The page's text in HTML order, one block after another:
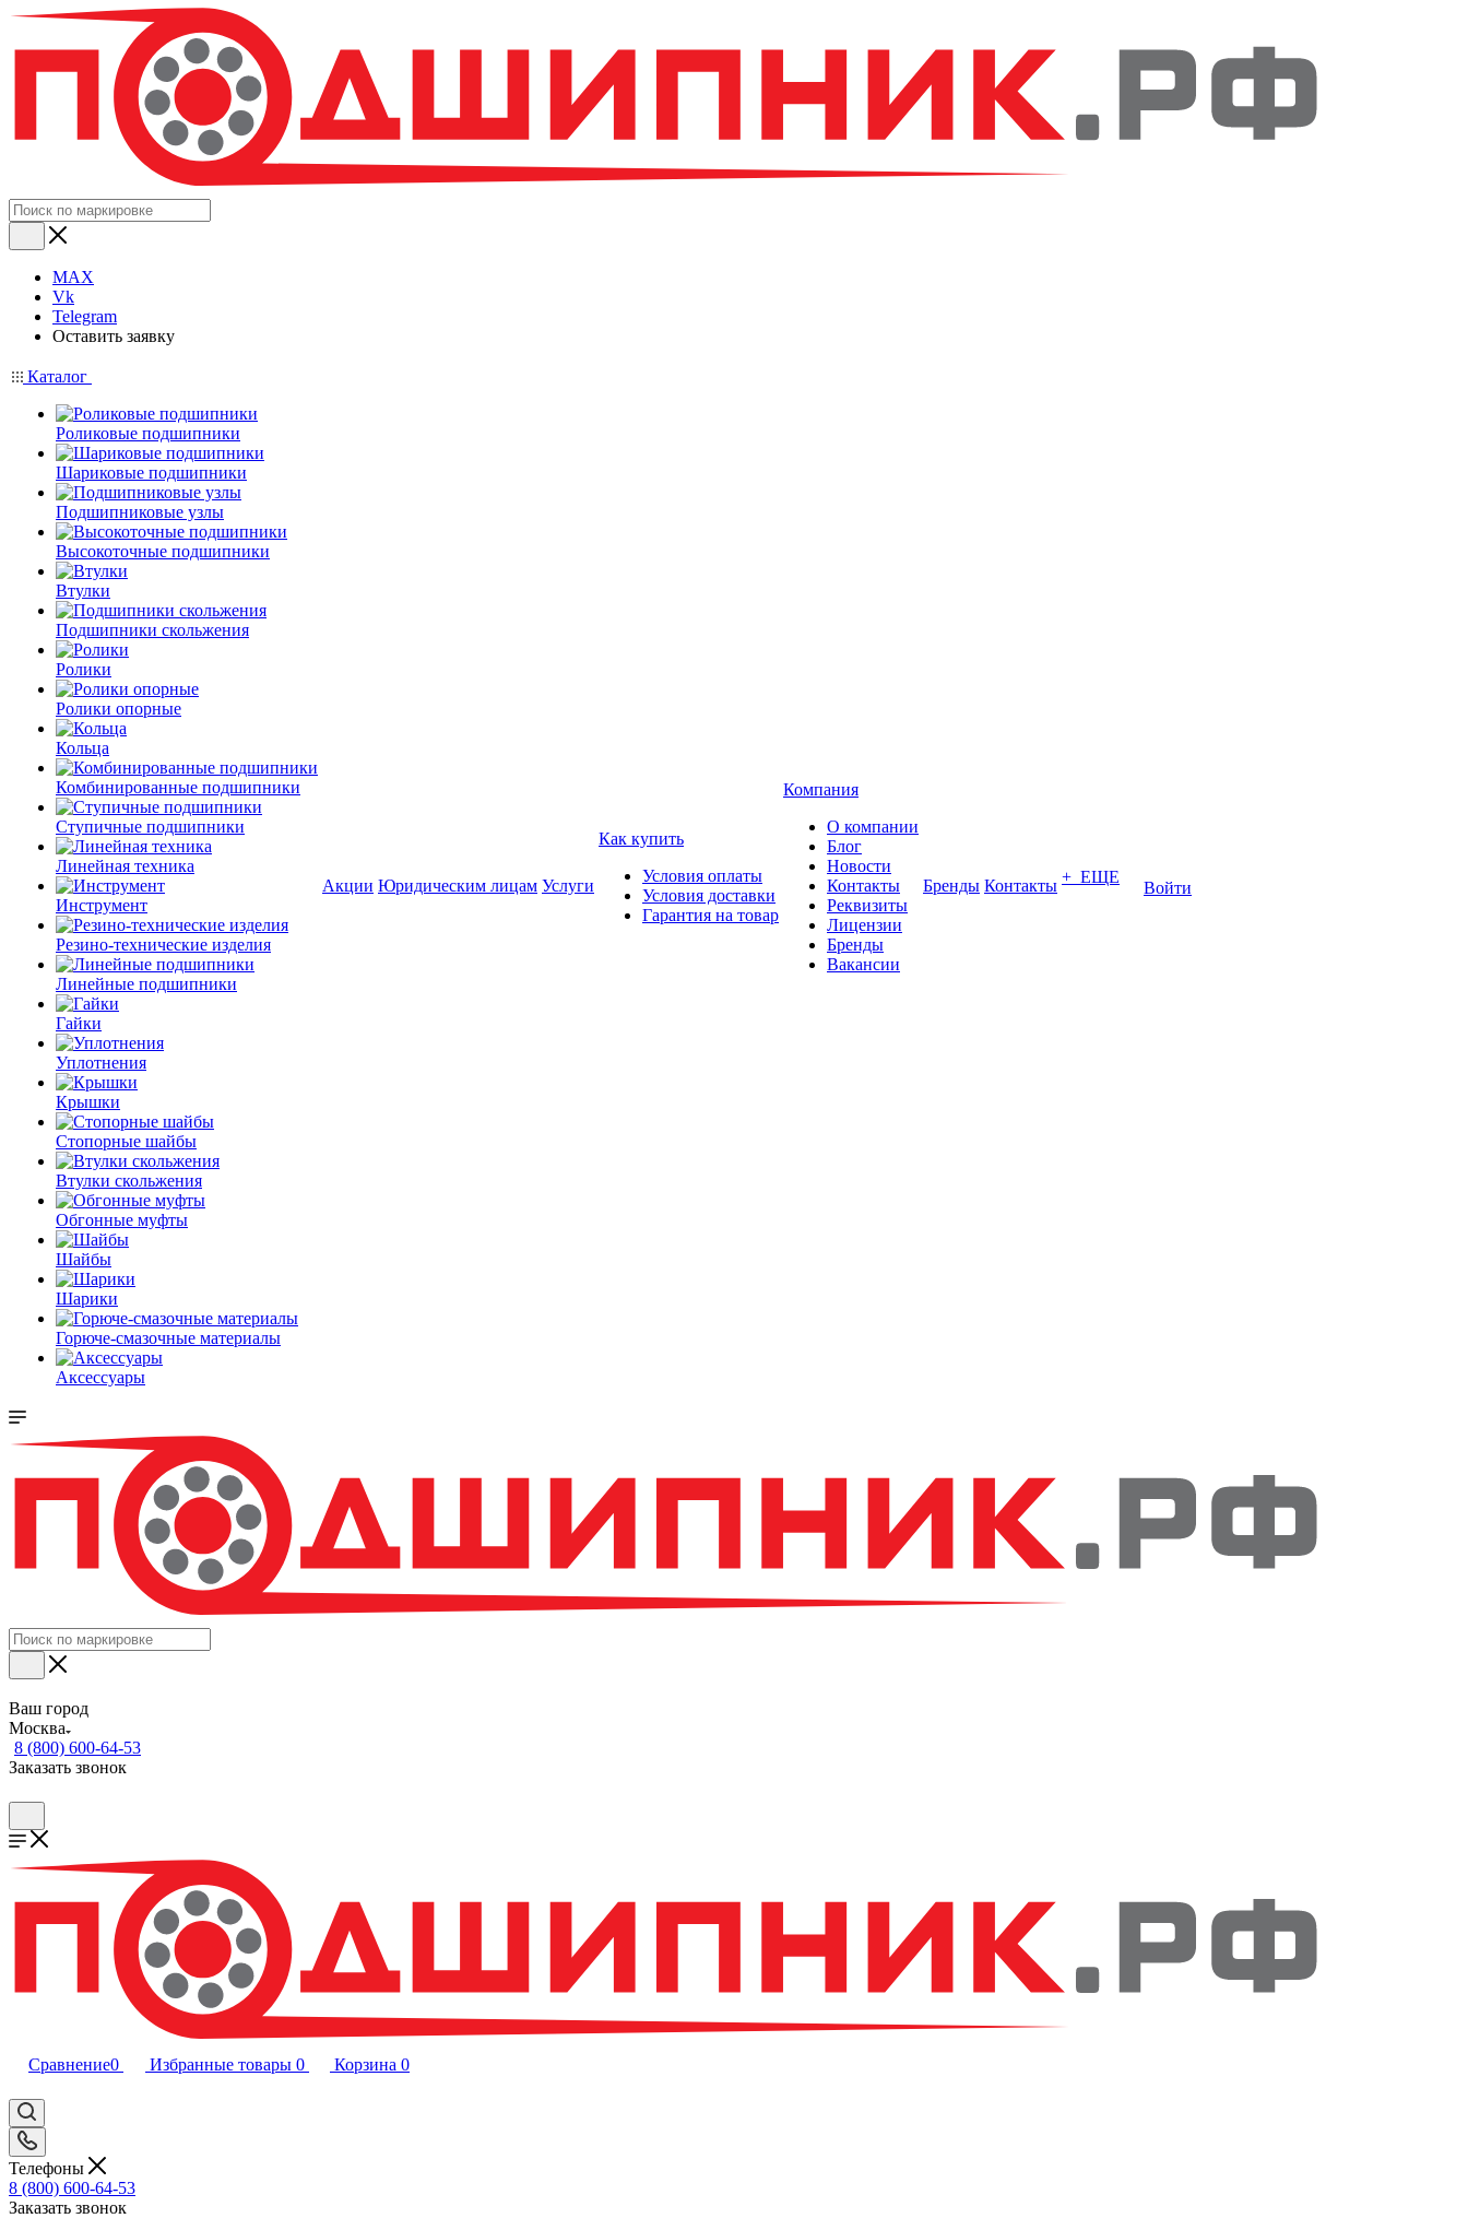
MAX
Vk
Telegram
Оставить заявку
Каталог
Роликовые подшипники
Шариковые подшипники
Подшипниковые узлы
Высокоточные подшипники
Втулки
Подшипники скольжения
Ролики
Ролики опорные
Кольца
Комбинированные подшипники
Ступичные подшипники
Линейная техника
Инструмент
Резино-технические изделия
Линейные подшипники
Гайки
Уплотнения
Крышки
Стопорные шайбы
Втулки скольжения
Обгонные муфты
Шайбы
Шарики
Горюче-смазочные материалы
Аксессуары
Акции Юридическим лицам Услуги
Как купить
Условия оплаты
Условия доставки
Гарантия на товар
Компания
О компании
Блог
Новости
Контакты
Реквизиты
Лицензии
Бренды
Вакансии
Бренды Контакты + ЕЩЕ
Войти
Ваш город
Москва
8 (800) 600-64-53
Заказать звонок
Сравнение0 Избранные товары 0 Корзина 0
Телефоны
8 (800) 600-64-53
Заказать звонок